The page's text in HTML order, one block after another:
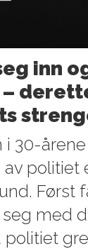
inn
i 30-
politiet
Først
med
politiet